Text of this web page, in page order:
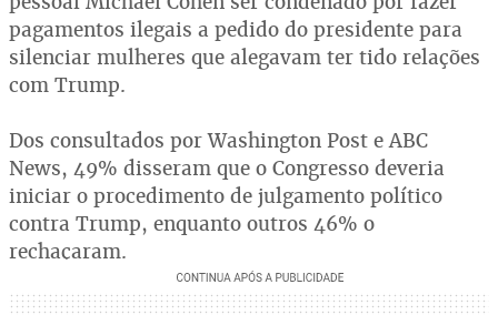
pagamentos ilegais a pedido do presidente para
silenciar mulheres que alegavam ter tido relações
com Trump.
Dos consultados por Washington Post e ABC
News, 49% disseram que o Congresso deveria
iniciar o procedimento de julgamento político
contra Trump, enquanto outros 46% o
rechaçaram.